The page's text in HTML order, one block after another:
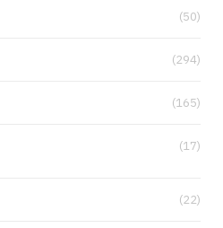
(50)
(294)
(165)
(17)
(22)